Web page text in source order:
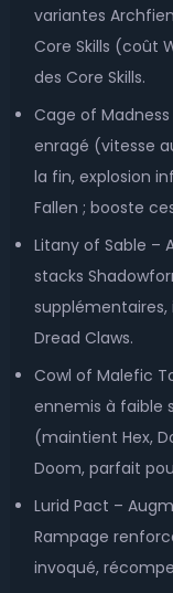
variantes
Core Skills (coût
des Core Skills.
Cage of
enragé (vitesse
la fin, explosion
Fallen ; booste
Litany of Sable –
stacks
Dread Claws.
Cowl of Malefic
ennemis à faible
(maintient Hex,
Doom, parfait
Lurid Pact –
Rampage
invoqué,